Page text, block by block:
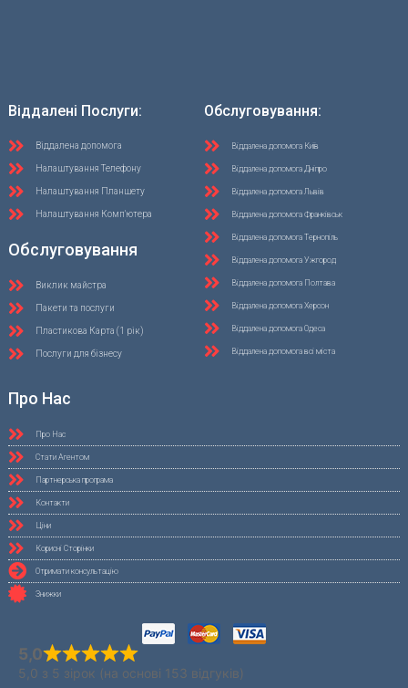
Віддалені Послуги:
Віддалена допомога
Налаштування Телефону
Налаштування Планшету
Налаштування Комп'ютера
Обслуговування
Виклик майстра
Пакети та послуги
Пластикова Карта (1 рік)
Послуги для бізнесу
Обслуговування:
Віддалена допомога Київ
Віддалена допомога Дніпро
Віддалена допомога Львів
Віддалена допомога Франківськ
Віддалена допомога Тернопіль
Віддалена допомога Ужгород
Віддалена допомога Полтава
Віддалена допомога Херсон
Віддалена допомога Одеса
Віддалена допомога всі міста
Про Нас
Про Нас
Стати Агентом
Партнерська програма
Контакти
Ціни
Корисні Сторінки
Отримати консультацію
Знижки
5,0
5,0 з 5 зірок (на основі 153 відгуків)